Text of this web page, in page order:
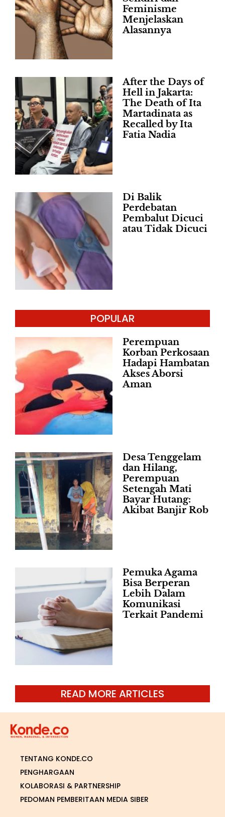
Feminisme
Menjelaskan
Alasannya
After the Days of
Hell in Jakarta:
The Death of Ita
Martadinata as
Recalled by Ita
Fatia Nadia
Di Balik
Perdebatan
Pembalut Dicuci
atau Tidak Dicuci
POPULAR
Perempuan
Korban Perkosaan
Hadapi Hambatan
Akses Aborsi
Aman
Desa Tenggelam
dan Hilang,
Perempuan
Setengah Mati
Bayar Hutang:
Akibat Banjir Rob
Pemuka Agama
Bisa Berperan
Lebih Dalam
Komunikasi
Terkait Pandemi
READ MORE ARTICLES
TENTANG KONDE.CO
PENGHARGAAN
KOLABORASI & PARTNERSHIP
PEDOMAN PEMBERITAAN MEDIA SIBER